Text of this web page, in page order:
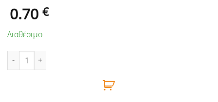
0.70 €
Διαθέσιμο
ΤΖΑΜΙ ΓΙΑ ΜΑΣΚΑ DIN 9 ποσότητα